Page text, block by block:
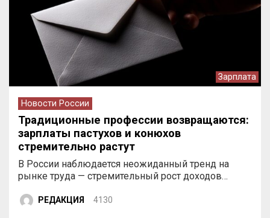
Зарплата
Новости России
Традиционные профессии возвращаются:
зарплаты пастухов и конюхов
стремительно растут
В России наблюдается неожиданный тренд на
рынке труда — стремительный рост доходов…
РЕДАКЦИЯ 4130